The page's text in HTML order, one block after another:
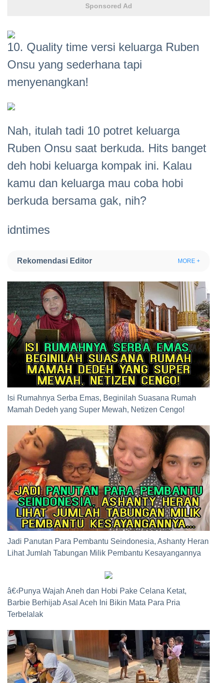
Sponsored Ad
10. Quality time versi keluarga Ruben
Onsu yang sederhana tapi
menyenangkan!
Nah, itulah tadi 10 potret keluarga
Ruben Onsu saat berkuda. Hits banget
deh hobi keluarga kompak ini. Kalau
kamu dan keluarga mau coba hobi
berkuda bersama gak, nih?
idntimes
Rekomendasi Editor MORE +
Isi Rumahnya Serba Emas, Beginilah Suasana Rumah
Mamah Dedeh yang Super Mewah, Netizen Cengo!
Jadi Panutan Para Pembantu Seindonesia, Ashanty Heran
Lihat Jumlah Tabungan Milik Pembantu Kesayangannya
â€‹Punya Wajah Aneh dan Hobi Pake Celana Ketat,
Barbie Berhijab Asal Aceh Ini Bikin Mata Para Pria
Terbelalak